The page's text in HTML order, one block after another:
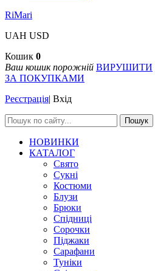
RiMari
UAH USD
Кошик 0
Ваш кошик порожній ВИРУШИТИ
ЗА ПОКУПКАМИ
Реєстрація| Вхід
Пошук
НОВИНКИ
КАТАЛОГ
Свято
Сукні
Костюми
Блузи
Брюки
Спідниці
Сорочки
Піджаки
Сарафани
Туніки